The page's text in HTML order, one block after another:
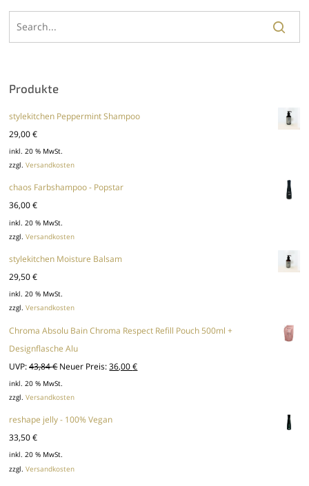
Produkte
stylekitchen Peppermint Shampoo
29,00€
inkl. 20 % MwSt.
zzgl.Versandkosten
chaos Farbshampoo - Popstar
36,00€
inkl. 20 % MwSt.
zzgl.Versandkosten
stylekitchen Moisture Balsam
29,50€
inkl. 20 % MwSt.
zzgl.Versandkosten
Chroma Absolu Bain Chroma Respect Refill Pouch 500ml +
Designflasche Alu
UVP: 43,84€ Ursprünglicher
Preis
war:
43,84 €
Neuer Preis: 36,00€Aktueller
inkl. 20 % MwSt.
zzgl.Versandkosten
reshape jelly - 100% Vegan
33,50€
inkl. 20 % MwSt.
zzgl.Versandkosten